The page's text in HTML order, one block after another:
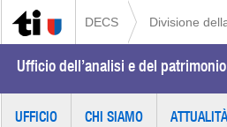
DECS Divisione
Ufficio dell’analisi e del
UFFICIO CHI SIAMO ATTUALITÀ